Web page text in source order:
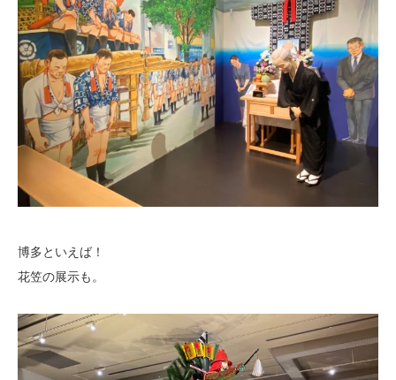
博多といえば！
花笠の展示も。